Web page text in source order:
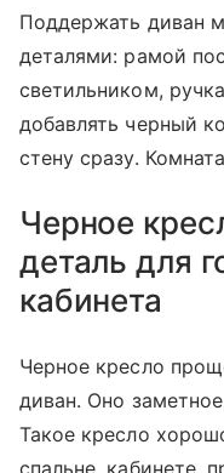
Поддержать диван
деталями: рамой
светильником,
добавлять черный
стену сразу.
Черное
деталь для
кабинета
Черное кресло
диван. Оно
Такое кресло